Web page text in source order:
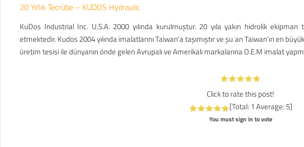
20 Yıllık Tecrübe – KUDOS Hydraulic
KuDos Industrial Inc. U.S.A. 2000 yılında kurulmuştur. 20 yıla yakın hidrolik
etmektedir. Kudos 2004 yılında imalatlarını Taiwan’a taşımıştır ve şu an Taiwan’ın en
üretim tesisi ile dünyanın önde gelen Avrupalı ve Amerikalı markalarına O.E.M imalat
Click to rate this post!
[Total:1 Average:5]
You must sign in to vote